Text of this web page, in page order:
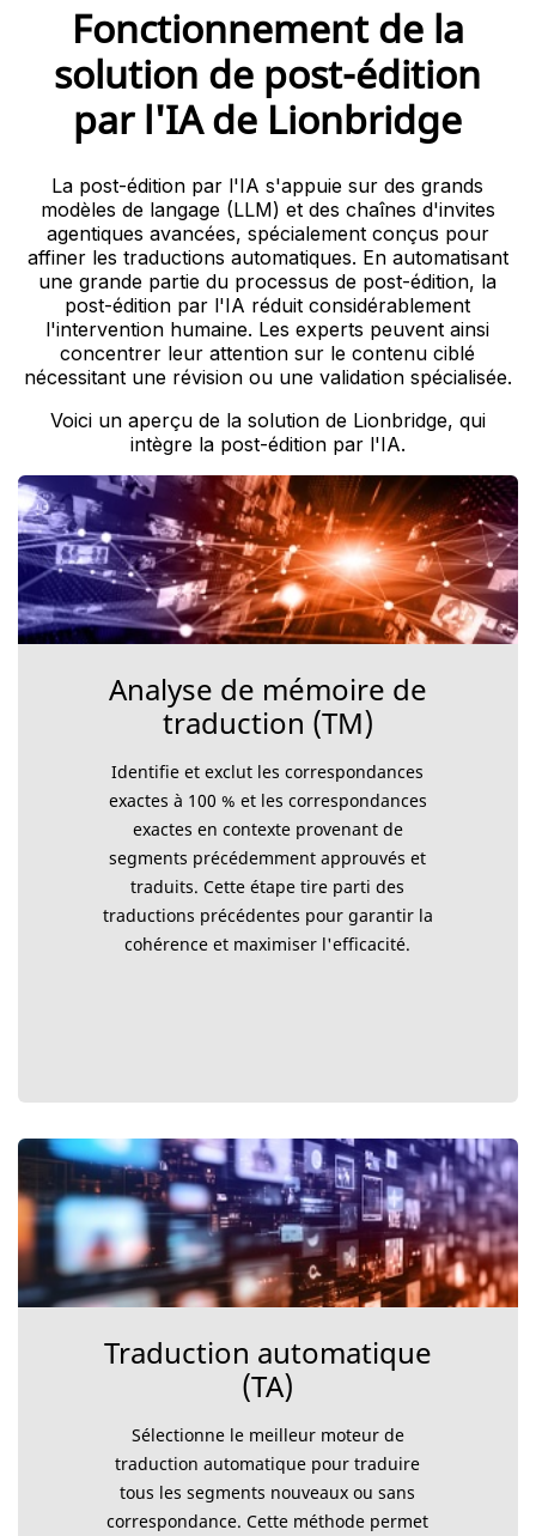
Fonctionnement de la
solution de post-édition
par l'IA de Lionbridge
La post-édition par l'IA s'appuie sur des grands
modèles de langage (LLM) et des chaînes d'invites
agentiques avancées, spécialement conçus pour
affiner les traductions automatiques. En automatisant
une grande partie du processus de post-édition, la
post-édition par l'IA réduit considérablement
l'intervention humaine. Les experts peuvent ainsi
concentrer leur attention sur le contenu ciblé
nécessitant une révision ou une validation spécialisée.
Voici un aperçu de la solution de Lionbridge, qui
intègre la post-édition par l'IA.
Analyse de mémoire de
traduction (TM)
Identifie et exclut les correspondances
exactes à 100 % et les correspondances
exactes en contexte provenant de
segments précédemment approuvés et
traduits. Cette étape tire parti des
traductions précédentes pour garantir la
cohérence et maximiser l'efficacité.
Traduction automatique
(TA)
Sélectionne le meilleur moteur de
traduction automatique pour traduire
tous les segments nouveaux ou sans
correspondance. Cette méthode permet